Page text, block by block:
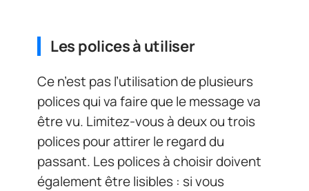
Les polices à utiliser
Ce n’est pas l’utilisation de plusieurs
polices qui va faire que le message va
être vu. Limitez-vous à deux ou trois
polices pour attirer le regard du
passant. Les polices à choisir doivent
également être lisibles : si vous